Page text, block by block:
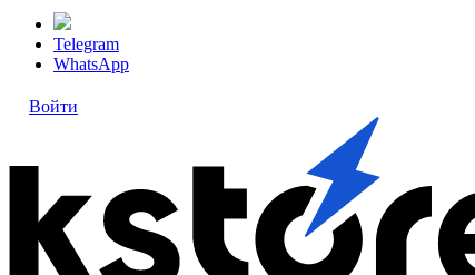
Telegram
WhatsApp
Войти